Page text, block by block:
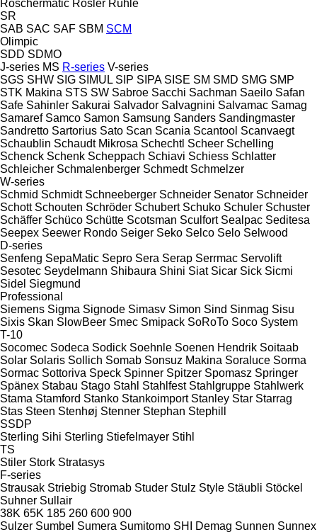
Röschermatic Rösler Rühle
SR
SAB SAC SAF SBM SCM
Olimpic
SDD SDMO
J-series MS R-series V-series
SGS SHW SIG SIMUL SIP SIPA SISE SM SMD SMG SMP
STK Makina STS SW Sabroe Sacchi Sachman Saeilo Safan
Safe Sahinler Sakurai Salvador Salvagnini Salvamac Samag
Samaref Samco Samon Samsung Sanders Sandingmaster
Sandretto Sartorius Sato Scan Scania Scantool Scanvaegt
Schaublin Schaudt Mikrosa Schechtl Scheer Schelling
Schenck Schenk Scheppach Schiavi Schiess Schlatter
Schleicher Schmalenberger Schmedt Schmelzer
W-series
Schmid Schmidt Schneeberger Schneider Senator Schneider
Schott Schouten Schröder Schubert Schuko Schuler Schuster
Schäffer Schüco Schütte Scotsman Sculfort Sealpac Seditesa
Seepex Seewer Rondo Seiger Seko Selco Selo Selwood
D-series
Senfeng SepaMatic Sepro Sera Serap Serrmac Servolift
Sesotec Seydelmann Shibaura Shini Siat Sicar Sick Sicmi
Sidel Siegmund
Professional
Siemens Sigma Signode Simasv Simon Sind Sinmag Sisu
Sixis Skan SlowBeer Smec Smipack SoRoTo Soco System
T-10
Socomec Sodeca Sodick Soehnle Soenen Hendrik Soitaab
Solar Solaris Sollich Somab Sonsuz Makina Soraluce Sorma
Sormac Sottoriva Speck Spinner Spitzer Spomasz Springer
Spänex Stabau Stago Stahl Stahlfest Stahlgruppe Stahlwerk
Stama Stamford Stanko Stankoimport Stanley Star Starrag
Stas Steen Stenhøj Stenner Stephan Stephill
SSDP
Sterling Sihi Sterling Stiefelmayer Stihl
TS
Stiler Stork Stratasys
F-series
Strausak Striebig Stromab Studer Stulz Style Stäubli Stöckel
Suhner Sullair
38K 65K 185 260 600 900
Sulzer Sumbel Sumera Sumitomo SHI Demag Sunnen Sunnex